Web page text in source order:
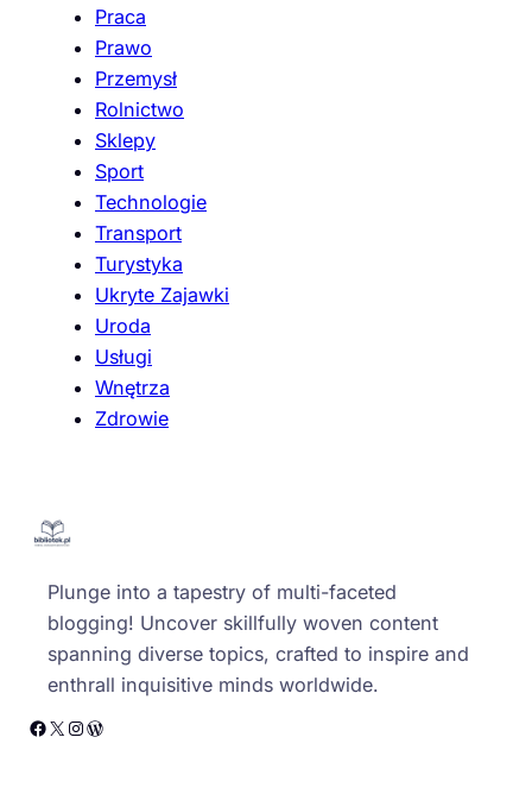
Praca
Prawo
Przemysł
Rolnictwo
Sklepy
Sport
Technologie
Transport
Turystyka
Ukryte Zajawki
Uroda
Usługi
Wnętrza
Zdrowie
Plunge into a tapestry of multi-faceted
blogging! Uncover skillfully woven content
spanning diverse topics, crafted to inspire and
enthrall inquisitive minds worldwide.
Facebook X Instagram WordPress